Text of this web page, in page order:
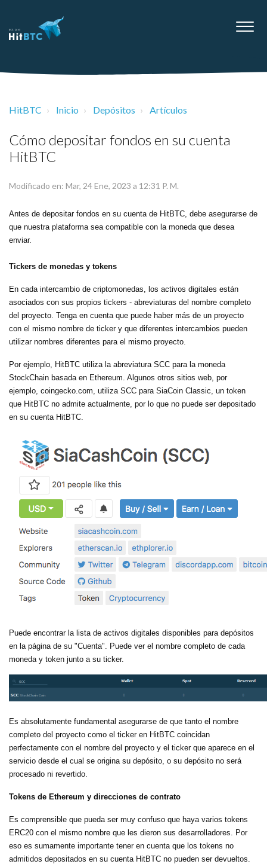
HitBTC Inicio Depósitos Artículos
Cómo depositar fondos en su cuenta
HitBTC
Modificado en: Mar, 24 Ene, 2023 a 12:31 P. M.
Antes de depositar fondos en su cuenta de HitBTC, debe asegurarse de
que nuestra plataforma sea compatible con la moneda que desea
enviar.
Tickers de monedas y tokens
En cada intercambio de criptomonedas, los activos digitales están
asociados con sus propios tickers - abreviaturas del nombre completo
del proyecto. Tenga en cuenta que puede haber más de un proyecto
con el mismo nombre de ticker y que diferentes intercambios pueden
utilizar nombres diferentes para el mismo proyecto.
Por ejemplo, HitBTC utiliza la abreviatura SCC para la moneda
StockChain basada en Ethereum. Algunos otros sitios web, por
ejemplo, coingecko.com, utiliza SCC para SiaCoin Classic, un token
que HitBTC no admite actualmente, por lo que no puede ser depositado
en su cuenta HitBTC.
Puede encontrar la lista de activos digitales disponibles para depósitos
en la página de su "Cuenta". Puede ver el nombre completo de cada
moneda y token junto a su ticker.
Es absolutamente fundamental asegurarse de que tanto el nombre
completo del proyecto como el ticker en HitBTC coincidan
perfectamente con el nombre del proyecto y el ticker que aparece en el
servicio desde el cual se origina su depósito, o su depósito no será
procesado ni revertido.
Tokens de Ethereum y direcciones de contrato
Es comprensible que pueda ser muy confuso que haya varios tokens
ERC20 con el mismo nombre que les dieron sus desarrolladores. Por
eso es sumamente importante tener en cuenta que los tokens no
admitidos depositados en su cuenta HitBTC no pueden ser devueltos.